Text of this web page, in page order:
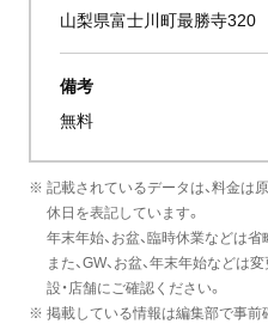
山梨県富士川町最勝寺
備考
無料
※ 記載されているデータは、料金は
休日を表記しています。
年末年始、お盆、臨時休業などは省
また、GW、お盆、年末年始など
設・店舗にご確認ください。
※ 掲載している情報は編集部で事前